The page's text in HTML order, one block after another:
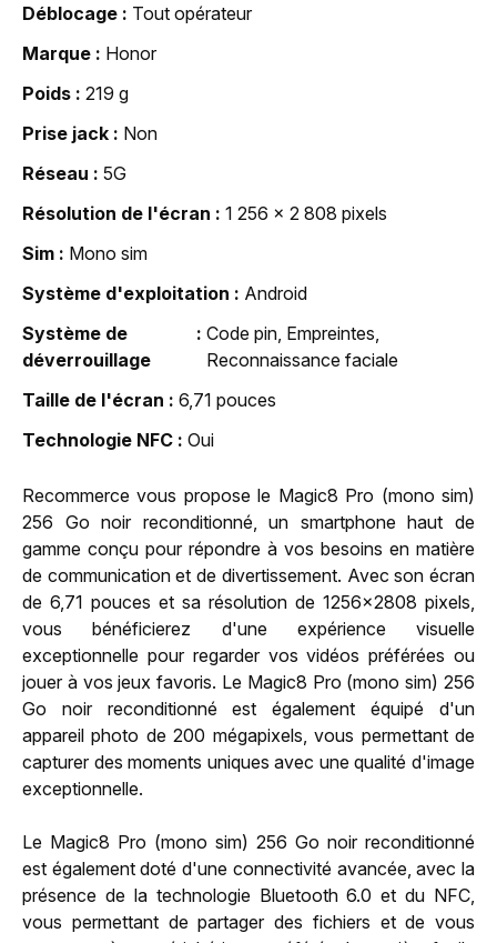
Déblocage
Tout opérateur
Marque
Honor
Poids
219 g
Prise jack
Non
Réseau
5G
Résolution de l'écran
1 256 x 2 808 pixels
Sim
Mono sim
Système d'exploitation
Android
Système de
déverrouillage
Code pin, Empreintes,
Reconnaissance faciale
Taille de l'écran
6,71 pouces
Technologie NFC
Oui
Recommerce vous propose le Magic8 Pro (mono sim)
256 Go noir reconditionné, un smartphone haut de
gamme conçu pour répondre à vos besoins en matière
de communication et de divertissement. Avec son écran
de 6,71 pouces et sa résolution de 1256x2808 pixels,
vous bénéficierez d'une expérience visuelle
exceptionnelle pour regarder vos vidéos préférées ou
jouer à vos jeux favoris. Le Magic8 Pro (mono sim) 256
Go noir reconditionné est également équipé d'un
appareil photo de 200 mégapixels, vous permettant de
capturer des moments uniques avec une qualité d'image
exceptionnelle.
Le Magic8 Pro (mono sim) 256 Go noir reconditionné
est également doté d'une connectivité avancée, avec la
présence de la technologie Bluetooth 6.0 et du NFC,
vous permettant de partager des fichiers et de vous